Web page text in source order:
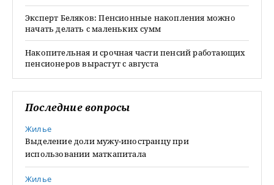
Эксперт Беляков: Пенсионные накопления можно
начать делать с маленьких сумм
Накопительная и срочная части пенсий работающих
пенсионеров вырастут с августа
Последние вопросы
Жилье
Выделение доли мужу-иностранцу при
использовании маткапитала
Жилье